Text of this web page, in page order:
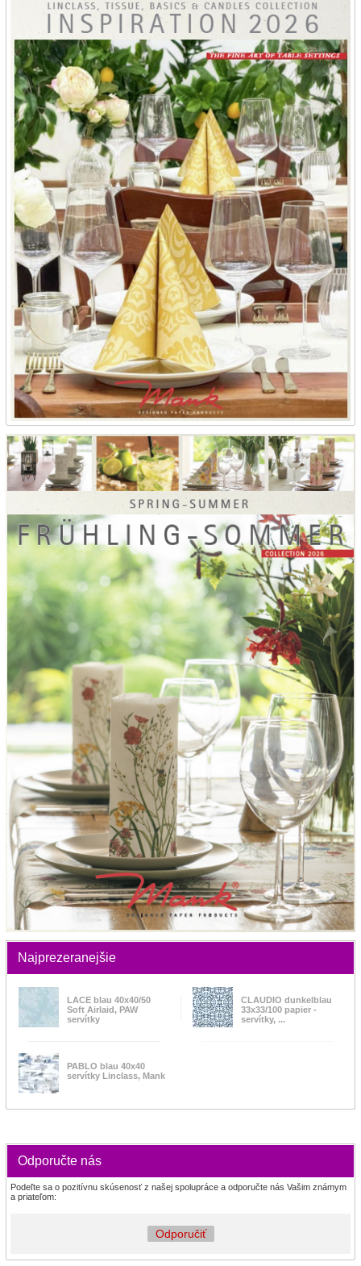
Najprezeranejšie
LACE blau 40x40/50
Soft Airlaid, PAW
servítky
CLAUDIO dunkelblau
33x33/100 papier -
servítky, ...
PABLO blau 40x40
servítky Linclass, Mank
Odporučte nás
Podeľte sa o pozitívnu skúsenosť z našej spolupráce a odporučte nás Vašim známym
a priateľom:
Odporučiť